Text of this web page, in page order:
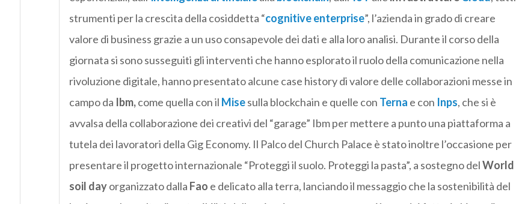
strumenti per la crescita della cosiddetta “cognitive enterprise”, l’azienda in grado di creare
valore di business grazie a un uso consapevole dei dati e alla loro analisi. Durante il corso della
giornata si sono susseguiti gli interventi che hanno esplorato il ruolo della comunicazione nella
rivoluzione digitale, hanno presentato alcune case history di valore delle collaborazioni messe in
campo da Ibm,come quella con il Misesulla blockchain e quelle con Terna e con Inps, che si è
avvalsa della collaborazione dei creativi del “garage” Ibm per mettere a punto una piattaforma a
tutela dei lavoratori della Gig Economy. Il Palco del Church Palace è stato inoltre l’occasione per
presentare il progetto internazionale “Proteggi il suolo. Proteggi la pasta”, a sostegno delWorld
soil dayorganizzato dalla Fao e delicato alla terra, lanciando il messaggio che la sostenibilità del